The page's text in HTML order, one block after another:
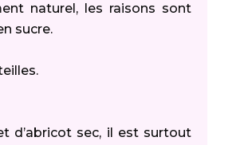
naturel, les raisons sont
sucre.
d’abricot sec, il est surtout